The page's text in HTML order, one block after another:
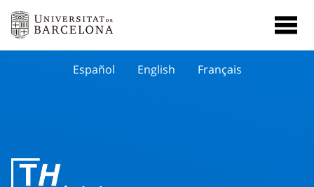
Español English Français